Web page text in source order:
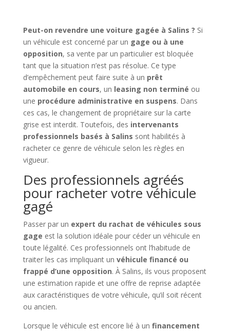
Peut-on revendre une voiture gagée à Salins ? Si
un véhicule est concerné par un gage ou à une
opposition, sa vente par un particulier est bloquée
tant que la situation n’est pas résolue. Ce type
d’empêchement peut faire suite à un prêt
automobile en cours, un leasing non terminé ou
une procédure administrative en suspens. Dans
ces cas, le changement de propriétaire sur la carte
grise est interdit. Toutefois, des intervenants
professionnels basés à Salins sont habilités à
racheter ce genre de véhicule selon les règles en
vigueur.
Des professionnels agréés
pour racheter votre véhicule
gagé
Passer par un expert du rachat de véhicules sous
gage est la solution idéale pour céder un véhicule en
toute légalité. Ces professionnels ont l’habitude de
traiter les cas impliquant un véhicule financé ou
frappé d’une opposition. À Salins, ils vous proposent
une estimation rapide et une offre de reprise adaptée
aux caractéristiques de votre véhicule, qu’il soit récent
ou ancien.
Lorsque le véhicule est encore lié à un financement